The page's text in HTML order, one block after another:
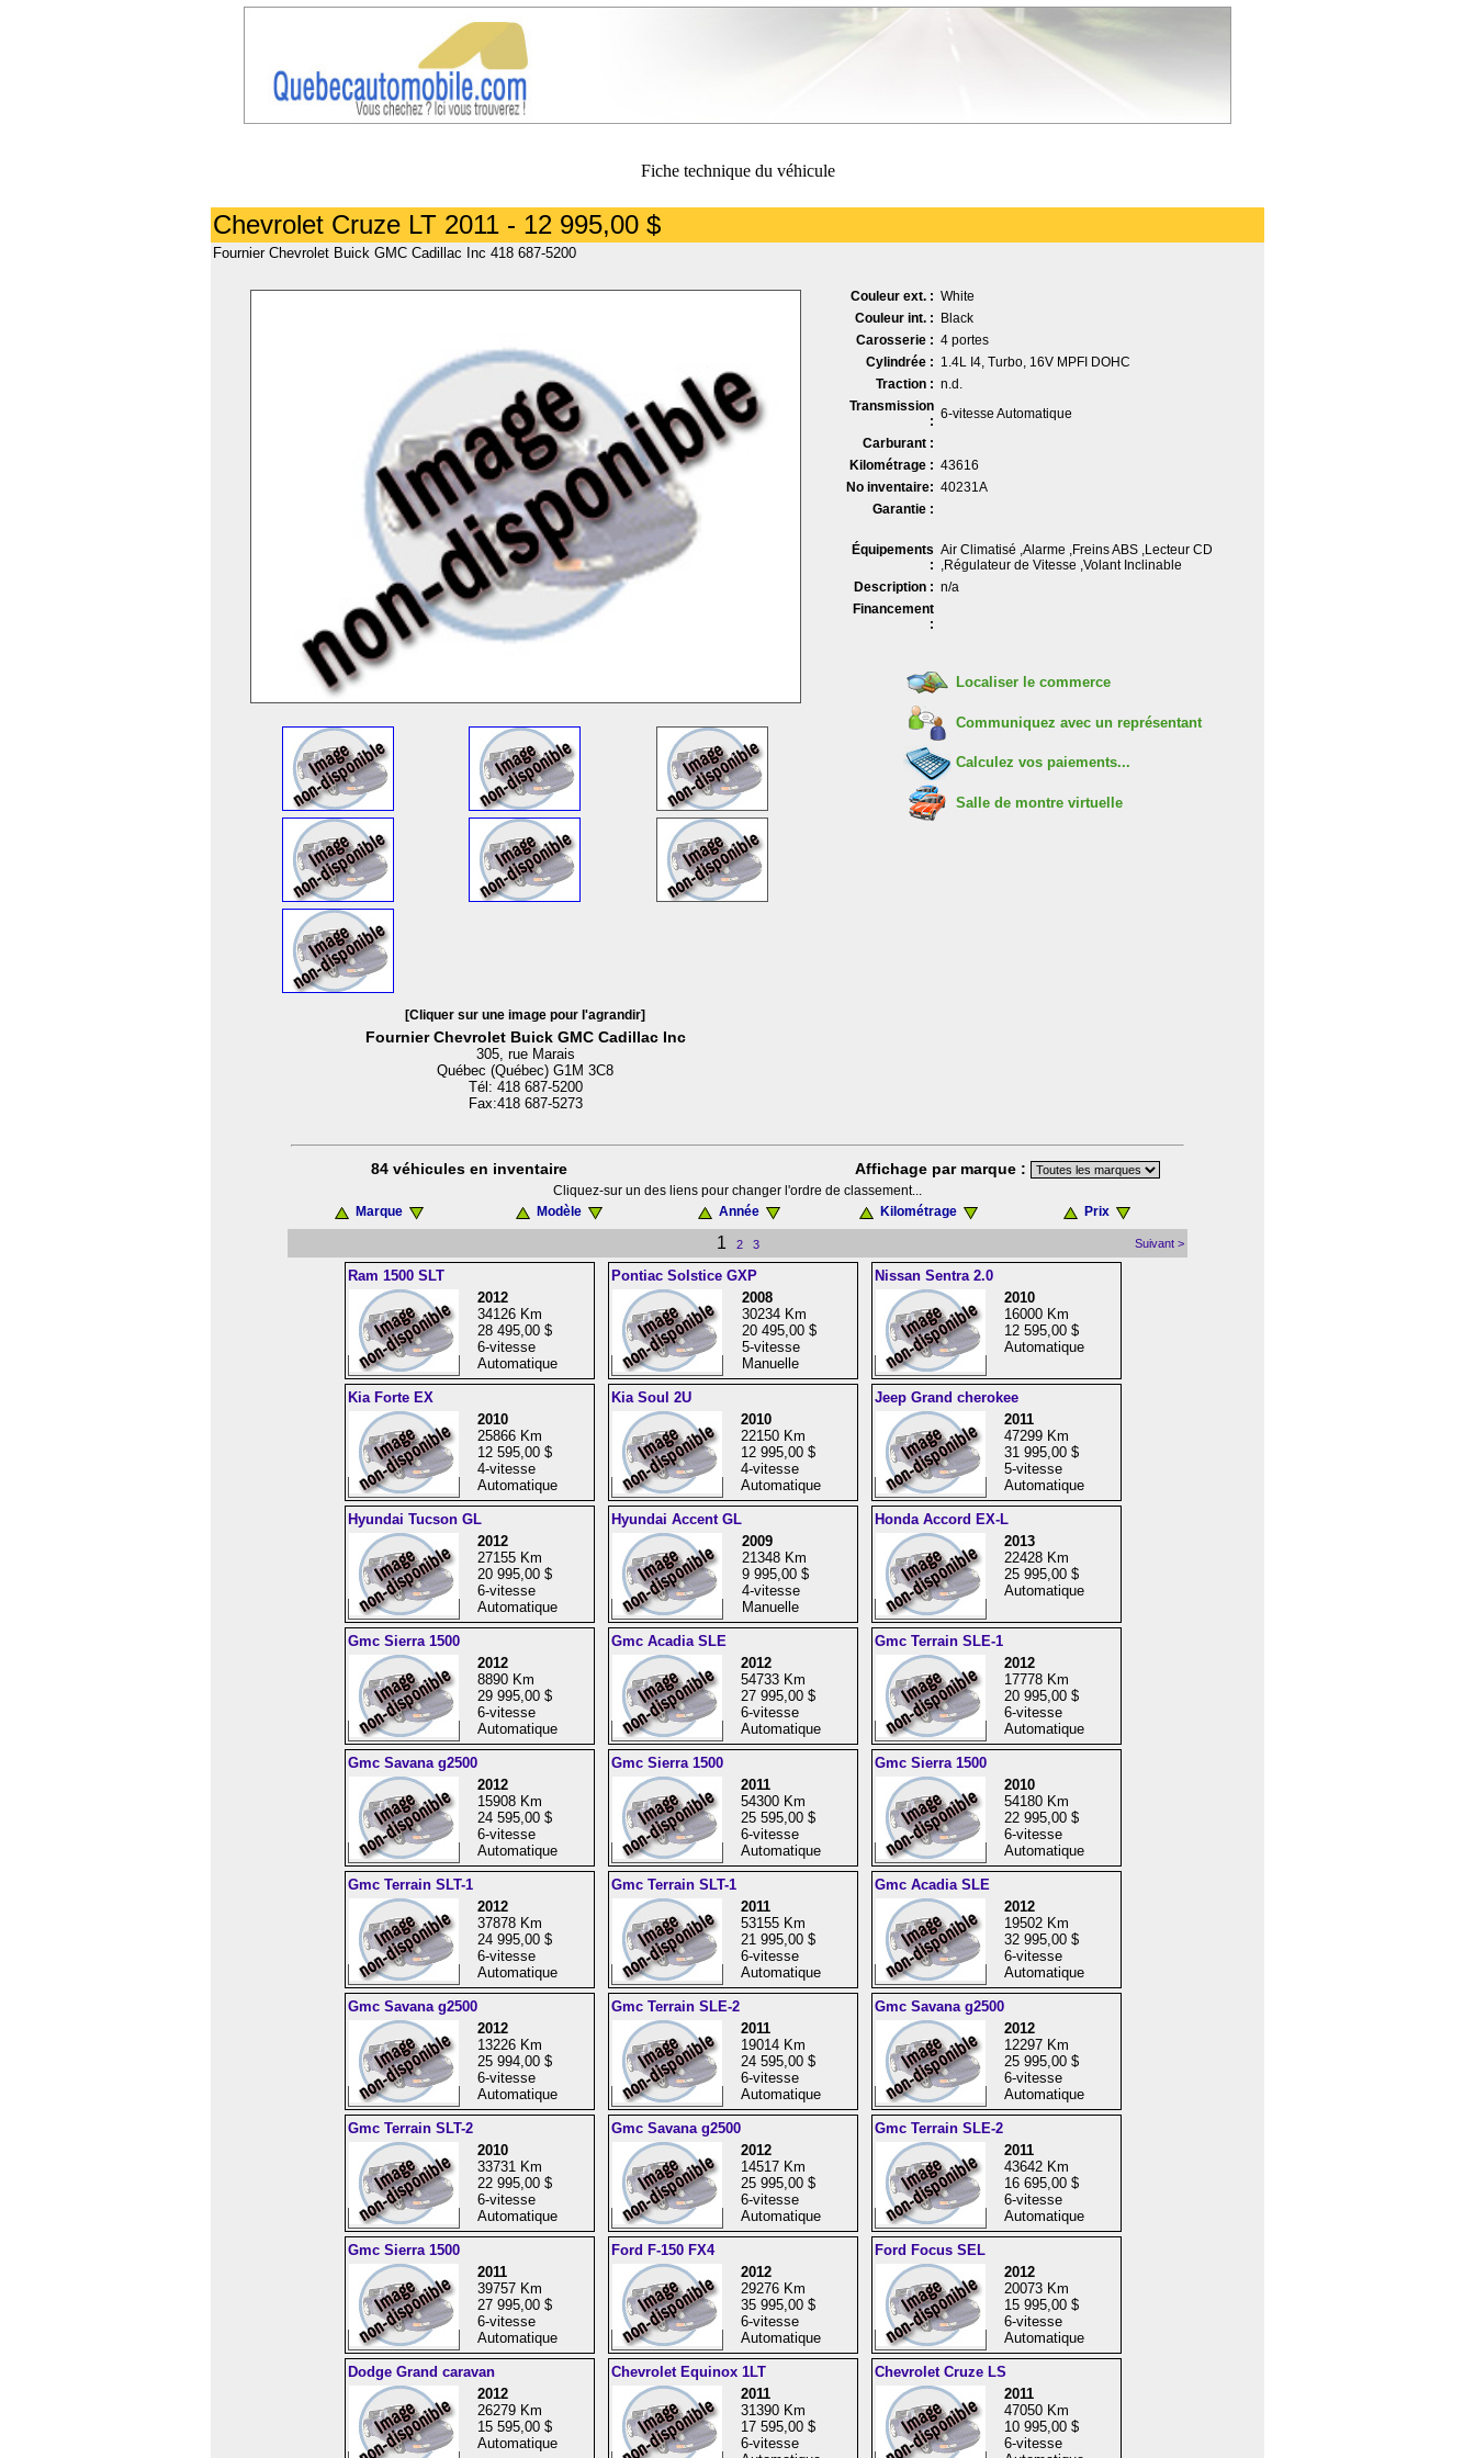
Fiche technique du véhicule
Chevrolet Cruze LT 2011 - 12 995,00 $
Fournier Chevrolet Buick GMC Cadillac Inc 418 687-5200
[Cliquer sur une image pour l'agrandir]
Couleur ext. : White
Couleur int. :
Black
Carosserie : 4 portes
Cylindrée : 1.4L I4, Turbo, 16V MPFI DOHC
Traction : n.d.
Transmission
: 6-vitesse Automatique
Carburant :
Kilométrage : 43616
No inventaire: 40231A
Garantie :
Équipements
:
Air Climatisé ,Alarme ,Freins ABS ,Lecteur CD
,Régulateur de Vitesse ,Volant Inclinable
Description : n/a
Financement
:
Localiser le commerce
Communiquez avec un représentant
Calculez vos paiements...
Salle de montre virtuelle
Fournier Chevrolet Buick GMC Cadillac Inc
305, rue Marais
Québec (Québec) G1M 3C8
Tél: 418 687-5200
Fax:418 687-5273
84 véhicules en inventaire Affichage par marque :
Cliquez-sur un des liens pour changer l'ordre de classement...
Marque
Modèle Année Kilométrage Prix
1 2 3 Suivant >
Ram 1500 SLT
2012
34126 Km
28 495,00 $
6-vitesse
Automatique
Pontiac Solstice GXP
2008
30234 Km
20 495,00 $
5-vitesse
Manuelle
Nissan Sentra 2.0
2010
16000 Km
12 595,00 $
Automatique
Kia Forte EX
2010
25866 Km
12 595,00 $
4-vitesse
Automatique
Kia Soul 2U
2010
22150 Km
12 995,00 $
4-vitesse
Automatique
Jeep Grand cherokee
2011
47299 Km
31 995,00 $
5-vitesse
Automatique
Hyundai Tucson GL
2012
27155 Km
20 995,00 $
6-vitesse
Automatique
Hyundai Accent GL
2009
21348 Km
9 995,00 $
4-vitesse
Manuelle
Honda Accord EX-L
2013
22428 Km
25 995,00 $
Automatique
Gmc Sierra 1500
2012
8890 Km
29 995,00 $
6-vitesse
Automatique
Gmc Acadia SLE
2012
54733 Km
27 995,00 $
6-vitesse
Automatique
Gmc Terrain SLE-1
2012
17778 Km
20 995,00 $
6-vitesse
Automatique
Gmc Savana g2500
2012
15908 Km
24 595,00 $
6-vitesse
Automatique
Gmc Sierra 1500
2011
54300 Km
25 595,00 $
6-vitesse
Automatique
Gmc Sierra 1500
2010
54180 Km
22 995,00 $
6-vitesse
Automatique
Gmc Terrain SLT-1
2012
37878 Km
24 995,00 $
6-vitesse
Automatique
Gmc Terrain SLT-1
2011
53155 Km
21 995,00 $
6-vitesse
Automatique
Gmc Acadia SLE
2012
19502 Km
32 995,00 $
6-vitesse
Automatique
Gmc Savana g2500
2012
13226 Km
25 994,00 $
6-vitesse
Automatique
Gmc Terrain SLE-2
2011
19014 Km
24 595,00 $
6-vitesse
Automatique
Gmc Savana g2500
2012
12297 Km
25 995,00 $
6-vitesse
Automatique
Gmc Terrain SLT-2
2010
33731 Km
22 995,00 $
6-vitesse
Automatique
Gmc Savana g2500
2012
14517 Km
25 995,00 $
6-vitesse
Automatique
Gmc Terrain SLE-2
2011
43642 Km
16 695,00 $
6-vitesse
Automatique
Gmc Sierra 1500
2011
39757 Km
27 995,00 $
6-vitesse
Automatique
Ford F-150 FX4
2012
29276 Km
35 995,00 $
6-vitesse
Automatique
Ford Focus SEL
2012
20073 Km
15 995,00 $
6-vitesse
Automatique
Dodge Grand caravan
2012
26279 Km
15 595,00 $
Automatique
Chevrolet Equinox 1LT
2011
31390 Km
17 595,00 $
6-vitesse
Chevrolet Cruze LS
2011
47050 Km
10 995,00 $
6-vitesse